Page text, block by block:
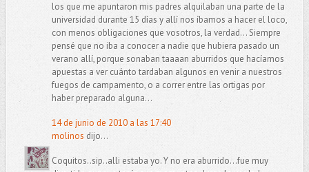
los que me apuntaron mis padres alquilaban una parte de la
universidad durante 15 días y allí nos íbamos a hacer el loco,
con menos obligaciones que vosotros, la verdad... Siempre
pensé que no iba a conocer a nadie que hubiera pasado un
verano allí, porque sonaban taaaan aburridos que hacíamos
apuestas a ver cuánto tardaban algunos en venir a nuestros
fuegos de campamento, o a correr entre las ortigas por
haber preparado alguna...
14 de junio de 2010 a las 17:40
molinos dijo...
Coquitos..sip..alli estaba yo. Y no era aburrido...fue muy